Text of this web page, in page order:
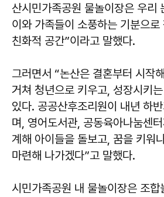
산시민가족공원 물놀이장은 우리
이와 가족들이 소풍하는 기분으
친화적 공간”이라고 말했다.
그러면서 “논산은 결혼부터 시작
거쳐 청년으로 키우고, 성장시키
있다. 공공산후조리원이 내년 하
며, 영어도서관, 공동육아나눔센
계해 아이들을 돌보고, 꿈을 키워
마련해 나가겠다”고 말했다.
시민가족공원 내 물놀이장은 조합